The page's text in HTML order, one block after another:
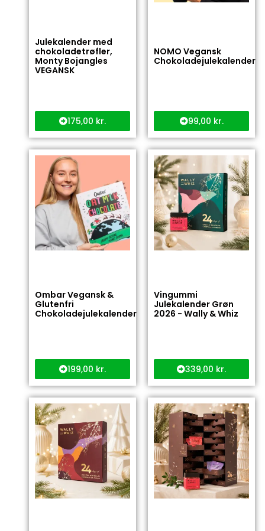
Julekalender med
chokoladetrøfler,
Monty Bojangles
VEGANSK
175,00 kr.
NOMO Vegansk
Chokoladejulekalender
99,00 kr.
Ombar Vegansk &
Glutenfri
Chokoladejulekalender
199,00 kr.
Vingummi
Julekalender Grøn
2026 - Wally & Whiz
339,00 kr.